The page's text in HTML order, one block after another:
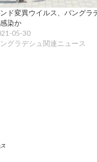
ド変異ウイルス、バングラ
染か
05-30
グラデシュ関連ニュース